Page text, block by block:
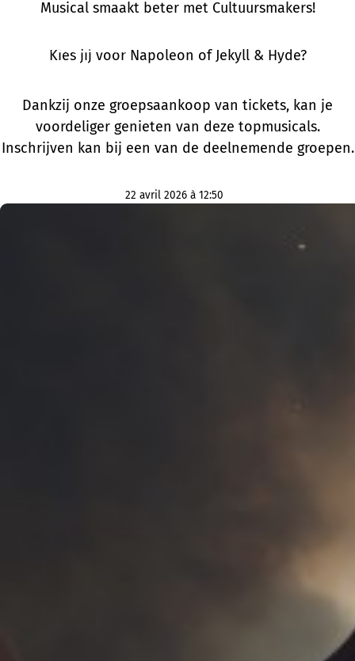
Musical smaakt beter met Cultuursmakers!
Kies jij voor Napoleon of Jekyll & Hyde?
Dankzij onze groepsaankoop van tickets, kan je
voordeliger genieten van deze topmusicals.
Inschrijven kan bij een van de deelnemende groepen.
22 avril 2026 à 12:50